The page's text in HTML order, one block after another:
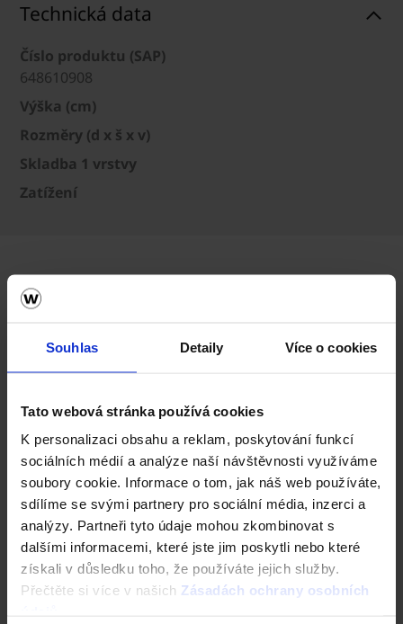
Souhlas Detaily Více o cookies
Tato webová stránka používá cookies
K personalizaci obsahu a reklam, poskytování funkcí
sociálních médií a analýze naší návštěvnosti využíváme
soubory cookie. Informace o tom, jak náš web používáte,
sdílíme se svými partnery pro sociální média, inzerci a
analýzy. Partneři tyto údaje mohou zkombinovat s
dalšími informacemi, které jste jim poskytli nebo které
získali v důsledku toho, že používáte jejich služby.
Přečtěte si více v našich Zásadách ochrany osobních
Technická data
Číslo produktu (SAP)
648610908
Výška (cm)
Rozměry (d x š x v)
Skladba 1 vrstvy
Zatížení
Další barevné varianty
Next